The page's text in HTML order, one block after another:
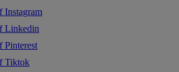
Instagram
Linkedin
Tiktok